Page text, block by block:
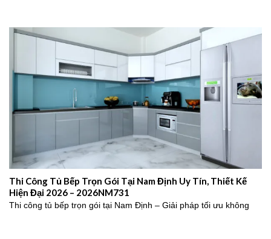
Thi Công Tủ Bếp Trọn Gói Tại Nam Định Uy Tín, Thiết Kế
Hiện Đại 2026 – 2026NM731
Thi công tủ bếp trọn gói tại Nam Định – Giải pháp tối ưu không